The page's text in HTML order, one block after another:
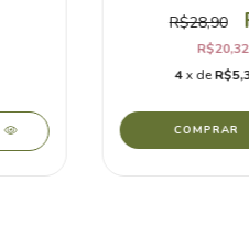
R$28,90
4 x de
COMPRAR